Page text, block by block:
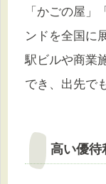
「かごの屋」
ンドを全国に
駅ビルや商業
でき、出先で
高い優待